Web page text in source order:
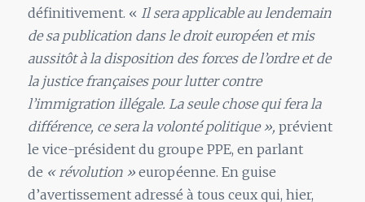
définitivement. « Il sera applicable au lendemain
de sa publication dans le droit européen et mis
aussitôt à la disposition des forces de l’ordre et de
la justice françaises pour lutter contre
l’immigration illégale. La seule chose qui fera la
différence, ce sera la volonté politique », prévient
le vice-président du groupe PPE, en parlant
de « révolution » européenne. En guise
d’avertissement adressé à tous ceux qui, hier,